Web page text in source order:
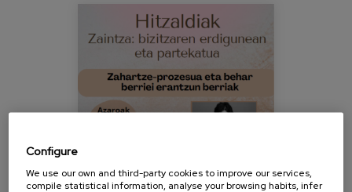
maider_conferencia_zaintza.png
Configure
We use our own and third-party cookies to improve our services,
compile statistical information, analyse your browsing habits, infer